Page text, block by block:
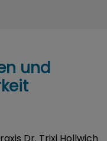
und
Dr. Trixi Hollwich